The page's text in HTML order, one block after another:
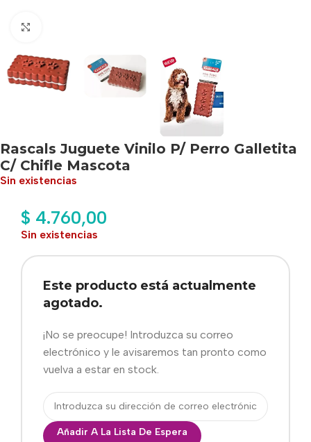
Rascals Juguete Vinilo P/ Perro Galletita
C/ Chifle Mascota
Sin existencias
$ 4.760,00
Sin existencias
Este producto está actualmente
agotado.
¡No se preocupe! Introduzca su correo
electrónico y le avisaremos tan pronto como
vuelva a estar en stock.
Añadir A La Lista De Espera